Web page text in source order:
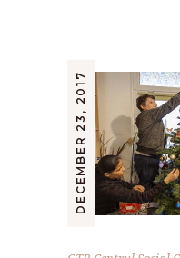
DECEMBER 23, 2017